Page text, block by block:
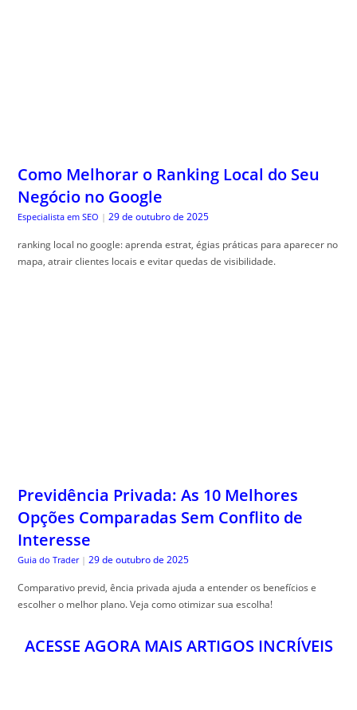
Como Melhorar o Ranking Local do Seu
Negócio no Google
Especialista em SEO | 29 de outubro de 2025
ranking local no google: aprenda estrat, égias práticas para aparecer no
mapa, atrair clientes locais e evitar quedas de visibilidade.
Previdência Privada: As 10 Melhores
Opções Comparadas Sem Conflito de
Interesse
Guia do Trader | 29 de outubro de 2025
Comparativo previd, ência privada ajuda a entender os benefícios e
escolher o melhor plano. Veja como otimizar sua escolha!
ACESSE AGORA MAIS ARTIGOS INCRÍVEIS